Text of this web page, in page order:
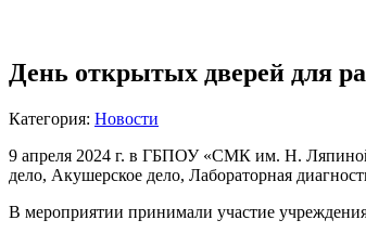
День открытых дверей для
Категория: Новости
9 апреля 2024 г. в ГБПОУ «СМК им. Н. Ляпиной»
дело, Акушерское дело, Лабораторная
В мероприятии принимали участие